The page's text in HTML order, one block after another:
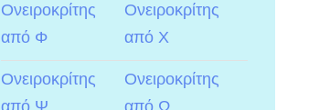
Ονειροκρίτης
από Φ
Ονειροκρίτης
από Χ
Ονειροκρίτης
από Ψ
Ονειροκρίτης
από Ω